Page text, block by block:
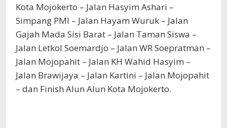
Kota Mojokerto – Jalan Hasyim Ashari –
Simpang PMI – Jalan Hayam Wuruk – Jalan
Gajah Mada Sisi Barat – Jalan Taman Siswa –
Jalan Letkol Soemardjo – Jalan WR Soepratman –
Jalan Mojopahit – Jalan KH Wahid Hasyim –
Jalan Brawijaya – Jalan Kartini – Jalan Mojopahit
– dan Finish Alun Alun Kota Mojokerto.